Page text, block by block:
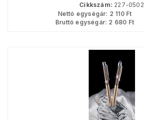
Cikkszám: 227-0502
Nettó egységár: 2 110Ft
Bruttó egységár: 2 680 Ft